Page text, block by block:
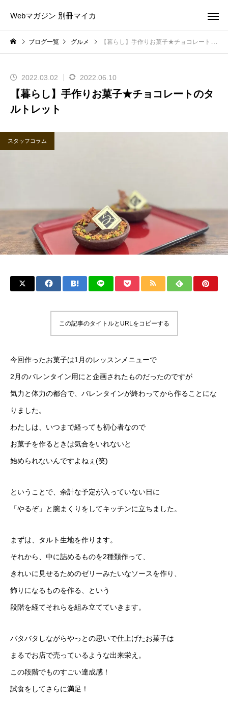
Webマガジン 別冊マイカ
ブログ一覧 グルメ 【暮らし】手作りお菓子★チョコレートのタルトレット
2022.03.02 2022.06.10
【暮らし】手作りお菓子★チョコレートのタ
ルトレット
スタッフコラム
この記事のタイトルとURLをコピーする
今回作ったお菓子は1月のレッスンメニューで
2月のバレンタイン用にと企画されたものだったのですが
気力と体力の都合で、バレンタインが終わってから作ることにな
りました。
わたしは、いつまで経っても初心者なので
お菓子を作るときは気合をいれないと
始められないんですよねぇ(笑)
ということで、余計な予定が入っていない日に
「やるぞ」と腕まくりをしてキッチンに立ちました。
まずは、タルト生地を作ります。
それから、中に詰めるものを2種類作って、
きれいに見せるためのゼリーみたいなソースを作り、
飾りになるものを作る、という
段階を経てそれらを組み立てていきます。
バタバタしながらやっとの思いで仕上げたお菓子は
まるでお店で売っているような出来栄え。
この段階でものすごい達成感！
試食をしてさらに満足！